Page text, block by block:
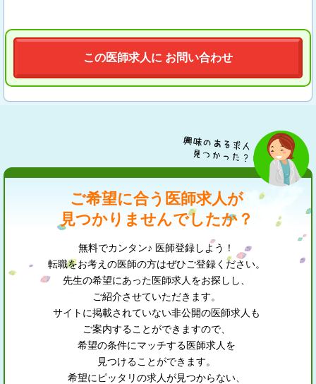
この医師求人に お問い合わせ
ご希望に合う医師求人が
見つかりませんでしたか？
無料でカンタン♪ 医師登録しよう！
転職をお考えの医師の方はぜひご登録ください。
先生の希望にあった医師求人をお探しし、
ご紹介させていただきます。
サイトに掲載されていない非公開の医師求人も
ご案内することができますので、
希望の条件にマッチする医師求人を
見つけることができます。
希望にピッタリの求人が見つからない、